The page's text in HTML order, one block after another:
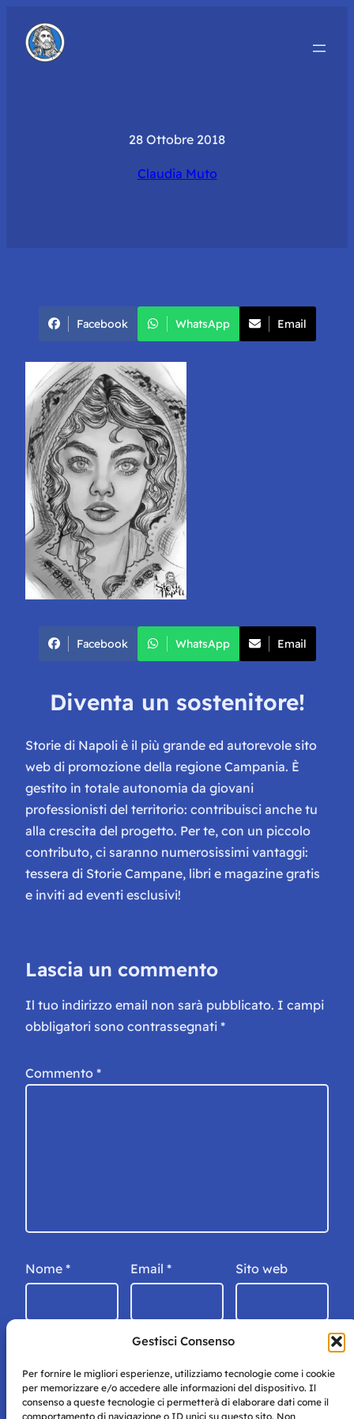
Gestisci Consenso
Per fornire le migliori esperienze, utilizziamo tecnologie come i cookie
per memorizzare e/o accedere alle informazioni del dispositivo. Il
consenso a queste tecnologie ci permetterà di elaborare dati come il
comportamento di navigazione o ID unici su questo sito. Non
28 Ottobre 2018
Claudia Muto
Facebook WhatsApp Email
Facebook WhatsApp Email
Diventa un sostenitore!
Storie di Napoli è il più grande ed autorevole sito
web di promozione della regione Campania. È
gestito in totale autonomia da giovani
professionisti del territorio: contribuisci anche tu
alla crescita del progetto. Per te, con un piccolo
contributo, ci saranno numerosissimi vantaggi:
tessera di Storie Campane, libri e magazine gratis
e inviti ad eventi esclusivi!
Lascia un commento
Il tuo indirizzo email non sarà pubblicato. I campi
obbligatori sono contrassegnati *
Commento *
Nome * Email * Sito web